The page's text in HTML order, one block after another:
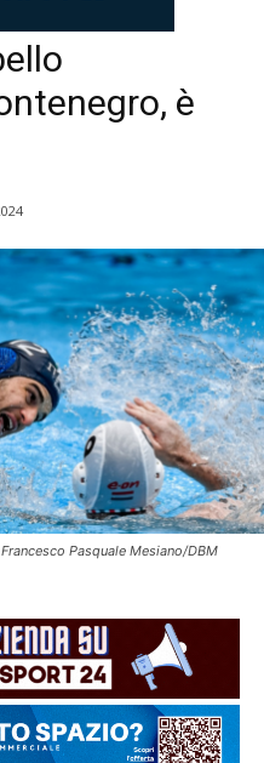
è
Pasquale Mesiano/DBM